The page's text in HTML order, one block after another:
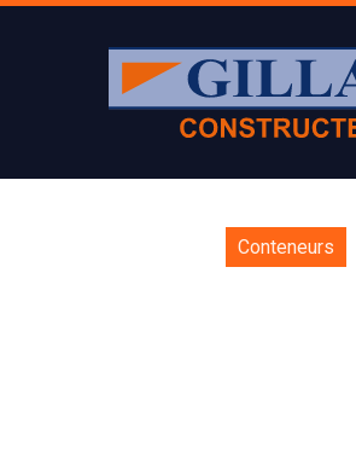
Conteneurs